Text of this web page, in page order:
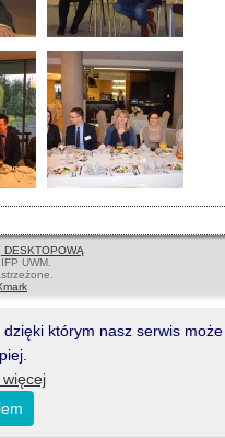
DESKTOPOWĄ
UWM.
którym nasz serwis może